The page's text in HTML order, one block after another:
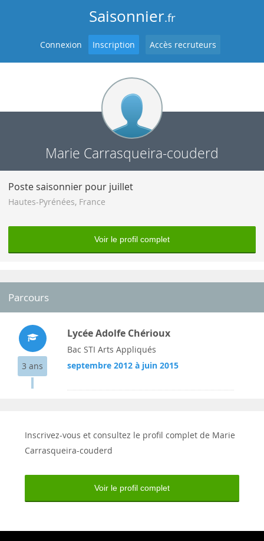
Saisonnier.fr
Connexion Inscription Accès recruteurs
Marie Carrasqueira-couderd
Poste saisonnier pour juillet
Hautes-Pyrénées, France
Voir le profil complet
Parcours
3 ans
Lycée Adolfe Chérioux
Bac STI Arts Appliqués
septembre 2012 à juin 2015
Inscrivez-vous et consultez le profil complet de Marie
Carrasqueira-couderd
Voir le profil complet